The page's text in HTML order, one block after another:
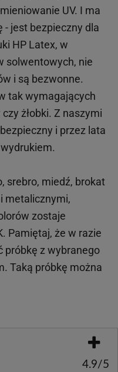
UV. I ma
- jest bezpieczny dla
HP Latex, w
solwentowych, nie
i są bezwonne.
tak wymagających
żłobki. Z naszymi
i przez lata
srebro, miedź, brokat
metalicznymi,
zostaje
Pamiętaj, że w razie
z wybranego
Taką próbkę można
4.9/5